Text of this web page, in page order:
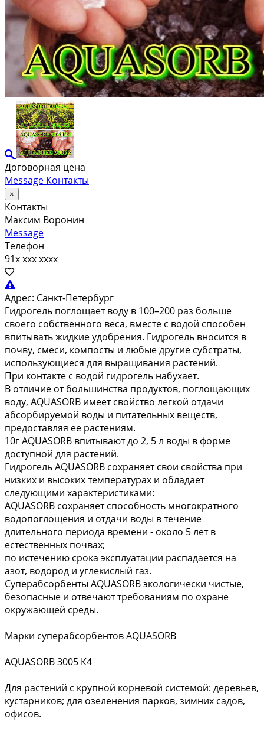
Договорная цена
Message Контакты
×
Контакты
Максим Воронин
Message
Телефон
91x xxx xxxx
Адрес: Санкт-Петербург
Гидрогель поглощает воду в 100–200 раз больше
своего собственного веса, вместе с водой способен
впитывать жидкие удобрения. Гидрогель вносится в
почву, смеси, компосты и любые другие субстраты,
использующиеся для выращивания растений.
При контакте с водой гидрогель набухает.
В отличие от большинства продуктов, поглощающих
воду, AQUASORB имеет свойство легкой отдачи
абсорбируемой воды и питательных веществ,
предоставляя ее растениям.
10г AQUASORB впитывают до 2, 5 л воды в форме
доступной для растений.
Гидрогель AQUASORB сохраняет свои свойства при
низких и высоких температурах и обладает
следующими характеристиками:
AQUASORB сохраняет способность многократного
водопоглощения и отдачи воды в течение
длительного периода времени - около 5 лет в
естественных почвах;
по истечению срока эксплуатации распадается на
азот, водород и углекислый газ.
Суперабсорбенты AQUASORB экологически чистые,
безопасные и отвечают требованиям по охране
окружающей среды.
Марки суперабсорбентов AQUASORB
AQUASORB 3005 К4
Для растений с крупной корневой системой: деревьев,
кустарников; для озеленения парков, зимних садов,
офисов.